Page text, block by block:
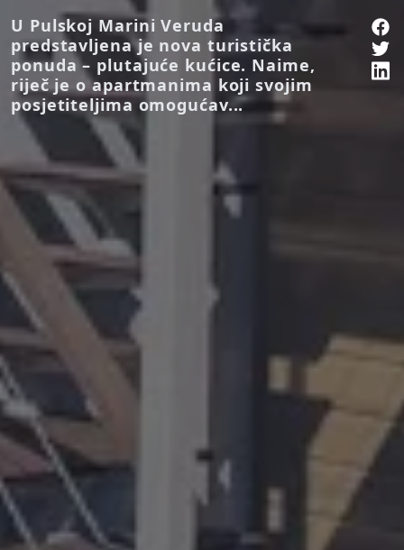
U Pulskoj Marini Veruda
predstavljena je nova turistička
ponuda – plutajuće kućice. Naime,
riječ je o apartmanima koji svojim
posjetiteljima omogućav...